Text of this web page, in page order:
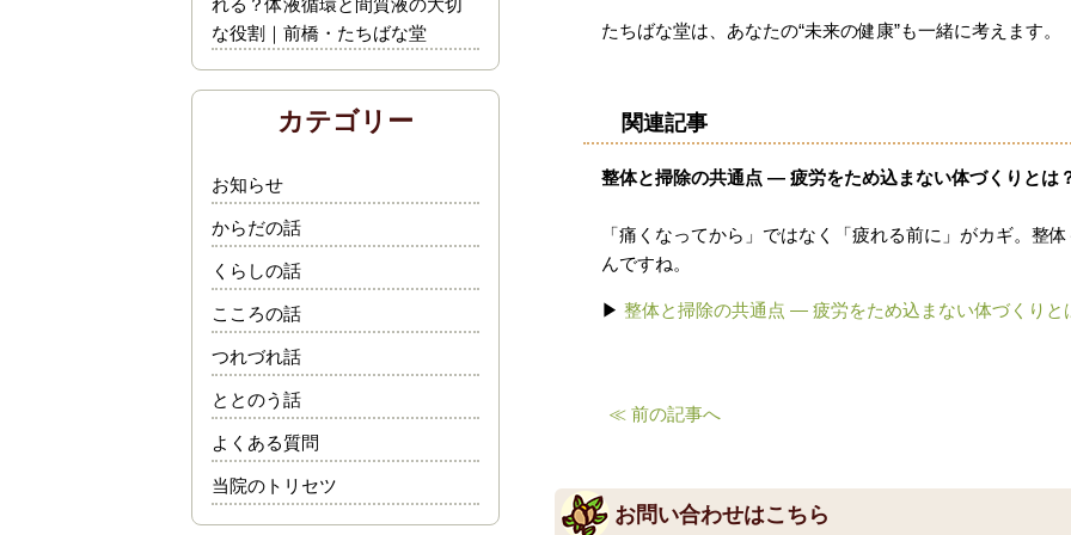
たちばな堂は、 あなたの“未来の健康”も一緒に考え ます。
関連記事
整体と掃除の共通点 ― 疲労をため込まない体づくりとは
「痛くなってから」ではなく「疲れる前に」がカギ。整
んですね。
▶︎ 整体と掃除の共通点 ― 疲労をため込まない体づくりと
≪ 前の記事へ
お問い合わせはこちら
れる？体液循環と間質液の大切
な役割｜前橋・たちばな堂
カテゴリー
お知らせ
からだの話
くらしの話
こころの話
つれづれ話
ととのう話
よくある質問
当院のトリセツ